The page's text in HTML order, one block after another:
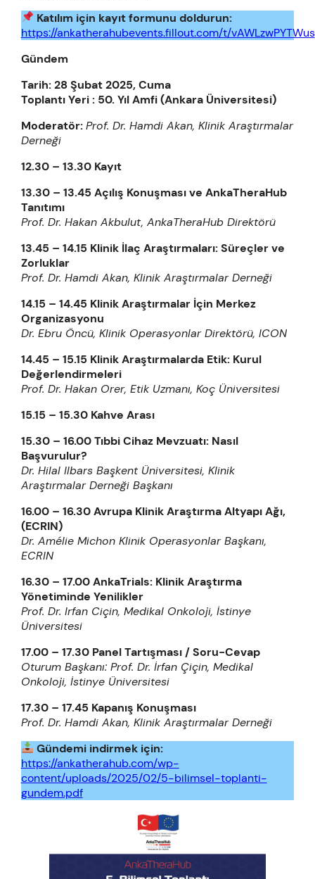
Katılım için kayıt formunu doldurun:
https://ankatherahubevents.fillout.com/t/vAWLzwPYTWus
Gündem
Tarih: 28 Şubat 2025, Cuma
Toplantı Yeri : 50. Yıl Amfi (Ankara Üniversitesi)
Moderatör:Prof. Dr. Hamdi Akan, Klinik Araştırmalar
Derneği
12.30 – 13.30 Kayıt
13.30 – 13.45 Açılış Konuşması ve AnkaTheraHub
Tanıtımı
Prof. Dr. Hakan Akbulut, AnkaTheraHub Direktörü
13.45 – 14.15 Klinik İlaç Araştırmaları: Süreçler ve
Zorluklar
Prof. Dr. Hamdi Akan, Klinik Araştırmalar Derneği
14.15 – 14.45 Klinik Araştırmalar İçin Merkez
Organizasyonu
Dr. Ebru Öncü, Klinik Operasyonlar Direktörü, ICON
14.45 – 15.15 Klinik Araştırmalarda Etik: Kurul
Değerlendirmeleri
Prof. Dr. Hakan Orer, Etik Uzmanı, Koç Üniversitesi
15.15 – 15.30 Kahve Arası
15.30 – 16.00 Tıbbi Cihaz Mevzuatı: Nasıl
Başvurulur?
Dr. Hilal Ilbars Başkent Üniversitesi, Klinik
Araştırmalar Derneği Başkanı
16.00 – 16.30 Avrupa Klinik Araştırma Altyapı Ağı,
(ECRIN)
Dr. Amélie Michon Klinik Operasyonlar Başkanı,
ECRIN
16.30 – 17.00 AnkaTrials: Klinik Araştırma
Yönetiminde Yenilikler
Prof. Dr. Irfan Ciçin, Medikal Onkoloji, İstinye
Üniversitesi
17.00 – 17.30 Panel Tartışması / Soru-Cevap
Oturum Başkanı: Prof. Dr. İrfan Çiçin, Medikal
Onkoloji, İstinye Üniversitesi
17.30 – 17.45 Kapanış Konuşması
Prof. Dr. Hamdi Akan, Klinik Araştırmalar Derneği
Gündemi indirmek için:
https://ankatherahub.com/wp-
content/uploads/2025/02/5-bilimsel-toplanti-
gundem.pdf